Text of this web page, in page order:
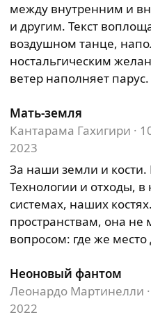
между внутренним и
и другим. Текст
воздушном танце,
ностальгическим
ветер наполняет парус.
Мать-земля
Кантарама Гахигири ·
2023
За наши земли и кости.
Технологии и отходы,
системах, наших
пространствам, она не
вопросом: где же
Неоновый фантом
Леонардо Мартинелли
2022